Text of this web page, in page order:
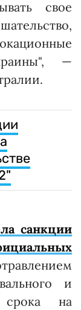
свое
—
санкции
и
срока на